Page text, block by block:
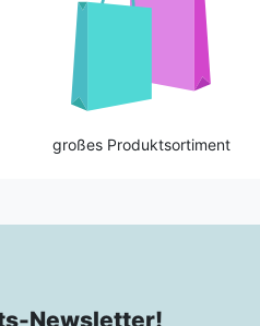
großes Produktsortiment
Newsletter!